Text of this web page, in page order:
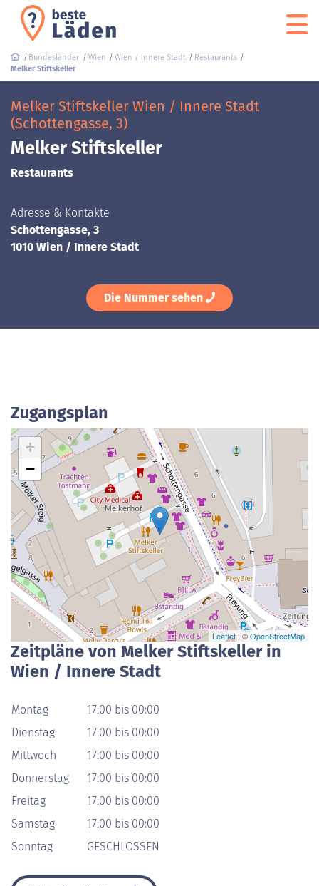
Bundesländer Wien Wien / Innere Stadt
Restaurants
Melker Stiftskeller
Melker Stiftskeller Wien / Innere Stadt
(Schottengasse, 3)
Melker Stiftskeller
Restaurants
Adresse & Kontakte
Schottengasse, 3
1010 Wien / Innere Stadt
Die Nummer sehen
Zugangsplan
+
−
Leaflet | ©OpenStreetMap
Zeitpläne von Melker Stiftskeller in
Wien / Innere Stadt
Montag
17:00 bis 00:00
Dienstag
17:00 bis 00:00
Mittwoch
17:00 bis 00:00
Donnerstag
17:00 bis 00:00
Freitag
17:00 bis 00:00
Samstag
17:00 bis 00:00
Sonntag
GESCHLOSSEN